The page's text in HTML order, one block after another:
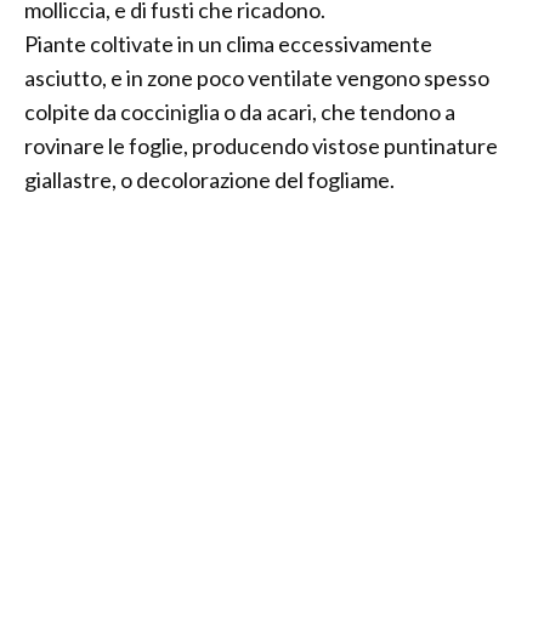
molliccia, e di fusti che ricadono.
Piante coltivate in un clima eccessivamente
asciutto, e in zone poco ventilate vengono spesso
colpite da cocciniglia o da acari, che tendono a
rovinare le foglie, producendo vistose puntinature
giallastre, o decolorazione del fogliame.